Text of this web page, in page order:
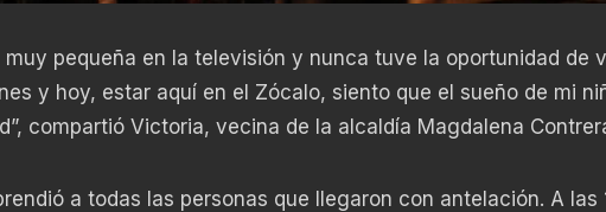
muy pequeña en la televisión y nunca tuve la oportunidad de
y hoy, estar aquí en el Zócalo, siento que el sueño de mi
compartió Victoria, vecina de la alcaldía Magdalena
a todas las personas que llegaron con antelación. A las